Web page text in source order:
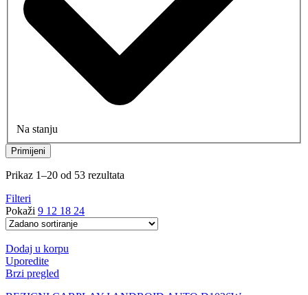
Na stanju
Primijeni
Prikaz 1–20 od 53 rezultata
Filteri
Pokaži 9 12 18 24
Dodaj u korpu
Uporedite
Brzi pregled